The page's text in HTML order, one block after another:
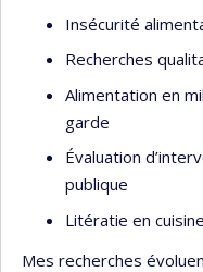
Insécurité
Recherches
Alimentation en
garde
Évaluation
publique
Litératie en
Mes recherches